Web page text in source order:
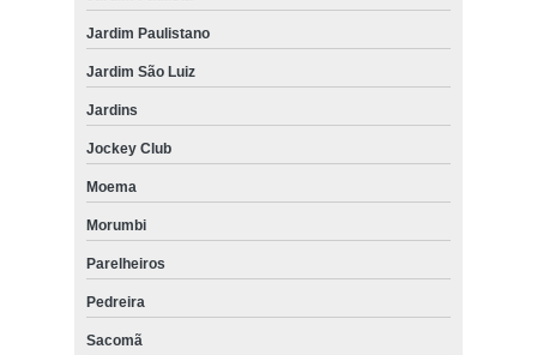
Jardim Paulistano
Jardim São Luiz
Jardins
Jockey Club
Moema
Morumbi
Parelheiros
Pedreira
Sacomã